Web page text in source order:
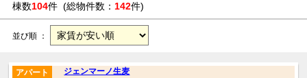
棟数104件 (総物件数： 142件)
並び順 ：
ジェンマーノ生麦
アパート